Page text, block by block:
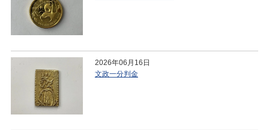
2026年06月16日
文政一分判金